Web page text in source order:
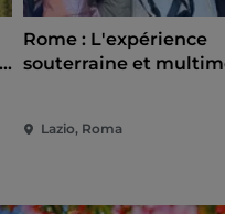
Rome : L'expérience
souterraine et
Lazio, Roma